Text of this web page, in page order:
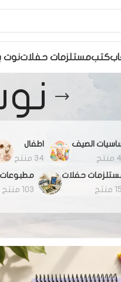
كتبمستلزمات حفلاتنوت
الصيف
اطفال
34 منتج
حفلات
منتج
مطبوعات
103 منتج